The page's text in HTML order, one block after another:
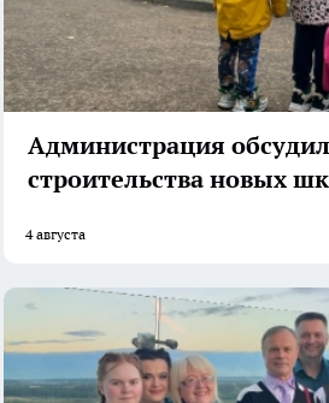
Администрация
строительства новых
4 августа